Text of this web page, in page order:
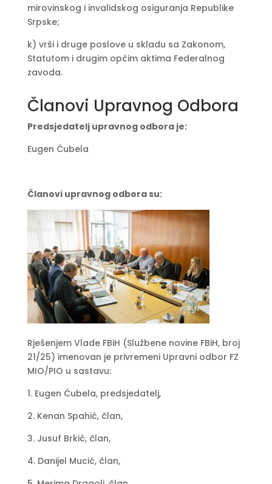
mirovinskog i invalidskog osiguranja Republike
Srpske;
k) vrši i druge poslove u skladu sa Zakonom,
Statutom i drugim općim aktima Federalnog
zavoda.
Članovi Upravnog Odbora
Predsjedatelj upravnog odbora je:
Eugen Ćubela
Članovi upravnog odbora su:
Rješenjem Vlade FBiH (Službene novine FBiH, broj
21/25) imenovan je privremeni Upravni odbor FZ
MIO/PIO u sastavu:
1. Eugen Ćubela, predsjedatelj,
2. Kenan Spahić, član,
3. Jusuf Brkić, član,
4. Danijel Mucić, član,